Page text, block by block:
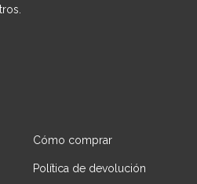
Cómo comprar
Política de devolución